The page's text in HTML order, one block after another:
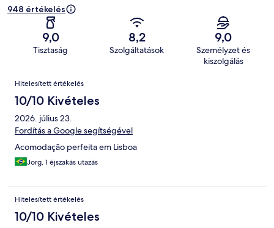
948 értékelés
9,0
Tisztaság
8,2
Szolgáltatások
9,0
Személyzet és
kiszolgálás
Értékelések
Hitelesített értékelés
10/10 Kivételes
2026. július 23.
Fordítás a Google segítségével
Acomodação perfeita em Lisboa
Jorg, 1 éjszakás utazás
Hitelesített értékelés
10/10 Kivételes